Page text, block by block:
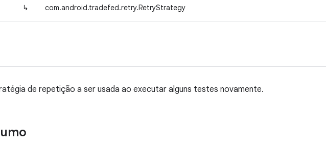
↳ com.android.tradefed.retry.RetryStrategy
de repetição a ser usada ao executar alguns testes novamente.